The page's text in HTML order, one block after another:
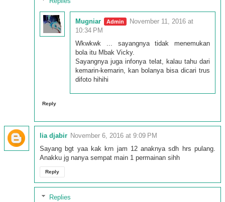
Mugniar
November 11, 2016 at
10:34 PM
Wkwkwk ... sayangnya tidak menemukan
bola itu Mbak Vicky.
Sayangnya juga infonya telat, kalau tahu dari
kemarin-kemarin, kan bolanya bisa dicari trus
difoto hihihi
Reply
lia djabir November 6, 2016 at 9:09 PM
Sayang bgt yaa kak krn jam 12 anaknya sdh hrs pulang.
Anakku jg nanya sempat main 1 permainan sihh
Reply
Replies